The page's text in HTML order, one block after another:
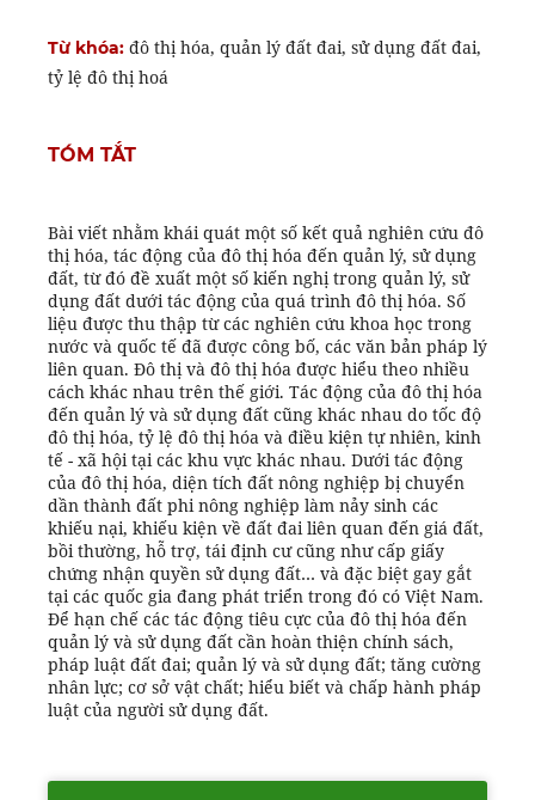
Từ khóa: đô thị hóa, quản lý đất đai, sử dụng đất đai,
tỷ lệ đô thị hoá
TÓM TẮT
Bài viết nhằm khái quát một số kết quả nghiên cứu đô
thị hóa, tác động của đô thị hóa đến quản lý, sử dụng
đất, từ đó đề xuất một số kiến nghị trong quản lý, sử
dụng đất dưới tác động của quá trình đô thị hóa. Số
liệu được thu thập từ các nghiên cứu khoa học trong
nước và quốc tế đã được công bố, các văn bản pháp lý
liên quan. Đô thị và đô thị hóa được hiểu theo nhiều
cách khác nhau trên thế giới. Tác động của đô thị hóa
đến quản lý và sử dụng đất cũng khác nhau do tốc độ
đô thị hóa, tỷ lệ đô thị hóa và điều kiện tự nhiên, kinh
tế - xã hội tại các khu vực khác nhau. Dưới tác động
của đô thị hóa, diện tích đất nông nghiệp bị chuyển
dần thành đất phi nông nghiệp làm nảy sinh các
khiếu nại, khiếu kiện về đất đai liên quan đến giá đất,
bồi thường, hỗ trợ, tái định cư cũng như cấp giấy
chứng nhận quyền sử dụng đất… và đặc biệt gay gắt
tại các quốc gia đang phát triển trong đó có Việt Nam.
Để hạn chế các tác động tiêu cực của đô thị hóa đến
quản lý và sử dụng đất cần hoàn thiện chính sách,
pháp luật đất đai; quản lý và sử dụng đất; tăng cường
nhân lực; cơ sở vật chất; hiểu biết và chấp hành pháp
luật của người sử dụng đất.